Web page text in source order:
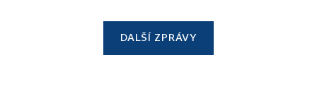
DALŠÍ ZPRÁVY